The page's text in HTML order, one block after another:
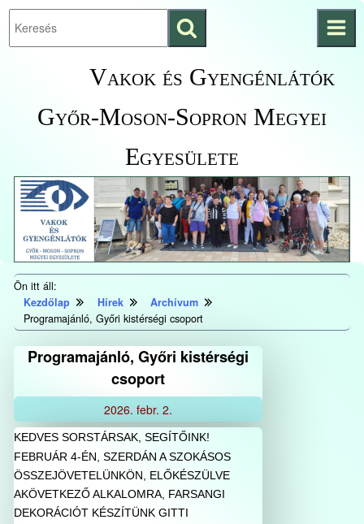
Ugrás a fő
KezdőlapraVakok és Gyengénlátók
Győr-Moson-Sopron Megyei
Egyesülete
Keresés
indítása
Ön itt áll:
Kezdőlap
Hírek
Archívum
Programajánló, Győri kistérségi csoport
Programajánló, Győri kistérségi
csoport
2026. febr. 2.
KEDVES SORSTÁRSAK, SEGÍTŐINK!
FEBRUÁR 4-ÉN, SZERDÁN A SZOKÁSOS
ÖSSZEJÖVETELÜNKÖN, ELŐKÉSZÜLVE
AKÖVETKEZŐ ALKALOMRA, FARSANGI
DEKORÁCIÓT KÉSZÍTÜNK GITTI